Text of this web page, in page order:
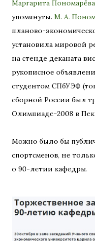
Маргарита Пономарёва
упомянуты. М. А.
планово-
установила мировой
на стенде деканата
рукописное
студентом СПбУЭФ
сборной России был
Олимпиаде-2008 в
Можно было бы
спортсменов, не
о 90-летии кафедры.